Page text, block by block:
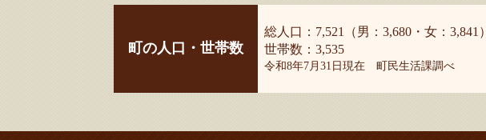
町の人口・世帯数
総人口：7,521（男：3,680・女：3,841）
世帯数：3,535
令和8年7月31日現在 町民生活課調べ